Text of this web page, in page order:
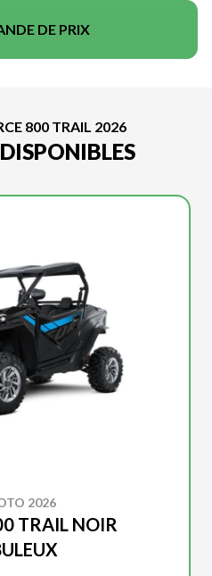
DE PRIX
800 TRAIL 2026
2026
TRAIL NOIR